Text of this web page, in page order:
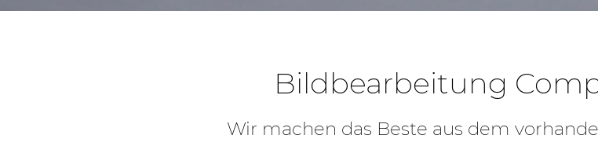
Bildbearbeitung
Wir machen das Beste aus dem